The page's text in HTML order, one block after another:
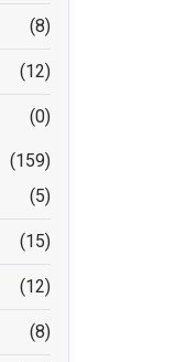
(8)
(12)
(0)
(159)
(5)
(15)
(12)
(8)